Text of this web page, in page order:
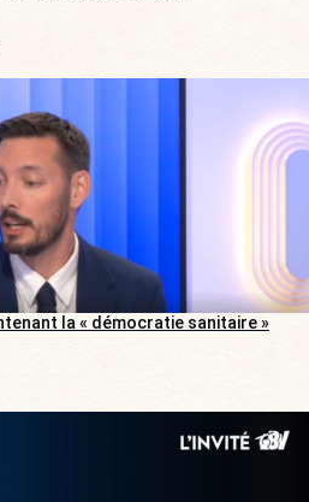
la « démocratie sanitaire »